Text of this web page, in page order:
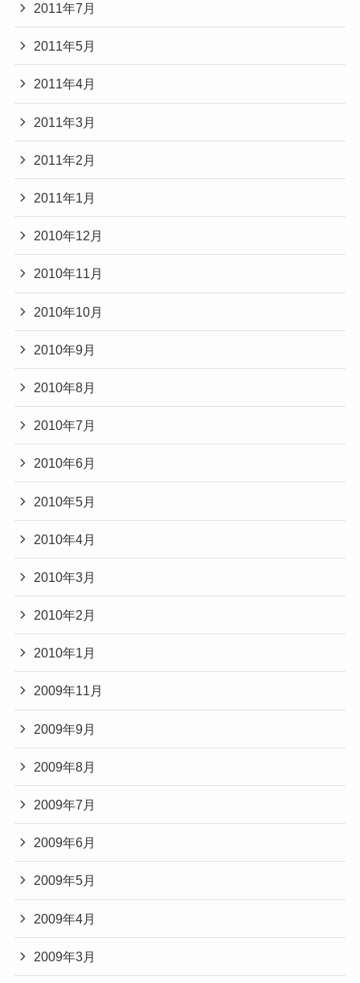
2011年7月
2011年5月
2011年4月
2011年3月
2011年2月
2011年1月
2010年12月
2010年11月
2010年10月
2010年9月
2010年8月
2010年7月
2010年6月
2010年5月
2010年4月
2010年3月
2010年2月
2010年1月
2009年11月
2009年9月
2009年8月
2009年7月
2009年6月
2009年5月
2009年4月
2009年3月